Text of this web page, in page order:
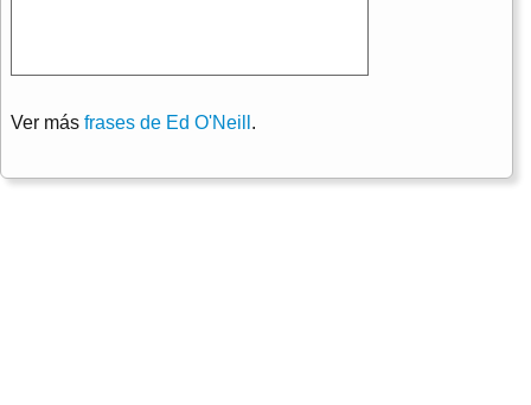
Ver más frases de Ed O'Neill .